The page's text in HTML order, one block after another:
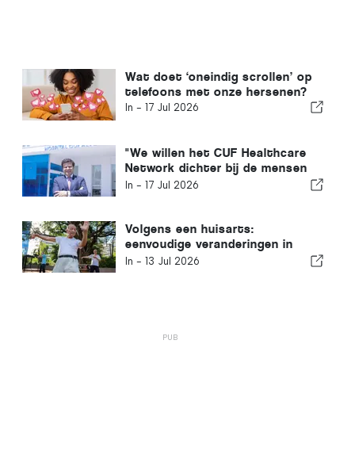
Wat doet ‘oneindig scrollen’ op
telefoons met onze hersenen?
In - 17 Jul 2026
"We willen het CUF Healthcare
Network dichter bij de mensen
en de gemeenschappen brengen
In - 17 Jul 2026
Volgens een huisarts:
eenvoudige veranderingen in
levensstijl die mannen elk
In - 13 Jul 2026